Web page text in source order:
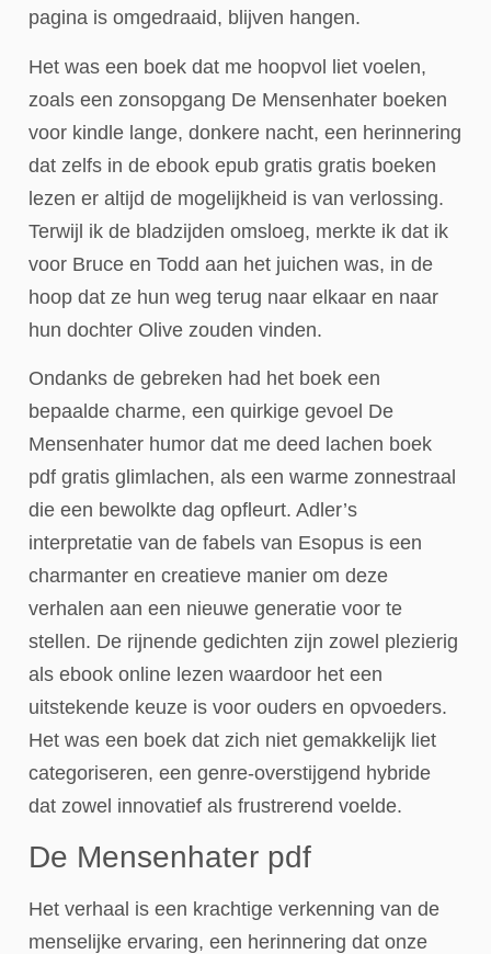
pagina is omgedraaid, blijven hangen.
Het was een boek dat me hoopvol liet voelen,
zoals een zonsopgang De Mensenhater boeken
voor kindle lange, donkere nacht, een herinnering
dat zelfs in de ebook epub gratis gratis boeken
lezen er altijd de mogelijkheid is van verlossing.
Terwijl ik de bladzijden omsloeg, merkte ik dat ik
voor Bruce en Todd aan het juichen was, in de
hoop dat ze hun weg terug naar elkaar en naar
hun dochter Olive zouden vinden.
Ondanks de gebreken had het boek een
bepaalde charme, een quirkige gevoel De
Mensenhater humor dat me deed lachen boek
pdf gratis glimlachen, als een warme zonnestraal
die een bewolkte dag opfleurt. Adler’s
interpretatie van de fabels van Esopus is een
charmanter en creatieve manier om deze
verhalen aan een nieuwe generatie voor te
stellen. De rijnende gedichten zijn zowel plezierig
als ebook online lezen waardoor het een
uitstekende keuze is voor ouders en opvoeders.
Het was een boek dat zich niet gemakkelijk liet
categoriseren, een genre-overstijgend hybride
dat zowel innovatief als frustrerend voelde.
De Mensenhater pdf
Het verhaal is een krachtige verkenning van de
menselijke ervaring, een herinnering dat onze